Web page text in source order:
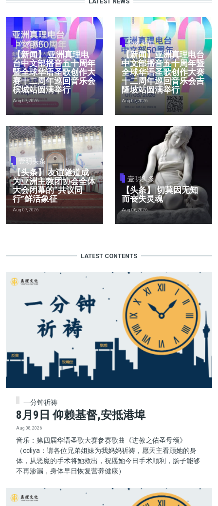
公教新闻
【新闻】|亚洲真理电
台中文部播音五十周年
暨全球华语圣歌创作大
赛十二周年巡回音乐会
槟城站圆满举行
Aug 07, 2026
公教新闻
【新闻】亚洲真理电台
中文部播音五十周年暨
全球华语圣歌创作大赛
十二周年巡回音乐会吉
隆坡站圆满举行
Aug 07, 2026
壹明头条
【头条】|友谊隧道成
为亚洲主教团协会全体
大会闭幕的“共议同
行”鲜活象征
Aug 07, 2026
壹明头条
【头条】|切莫因无知
而丧失灵魂
Aug 06, 2026
LATEST CONTENTS
一分钟祈祷
8月9日 仰赖基督,安抵港埠
Aug 08, 2026
音乐：第四届华语圣歌大赛参赛歌曲《进教之佑圣母颂》
（ccliya：请各位兄弟姐妹为我妈妈祈祷，愿天主看顾她的身
体，从恶魔的手术将她救出，祝愿她今日手术顺利，肠子能够
不再渗漏，身体早日恢复营养健康）